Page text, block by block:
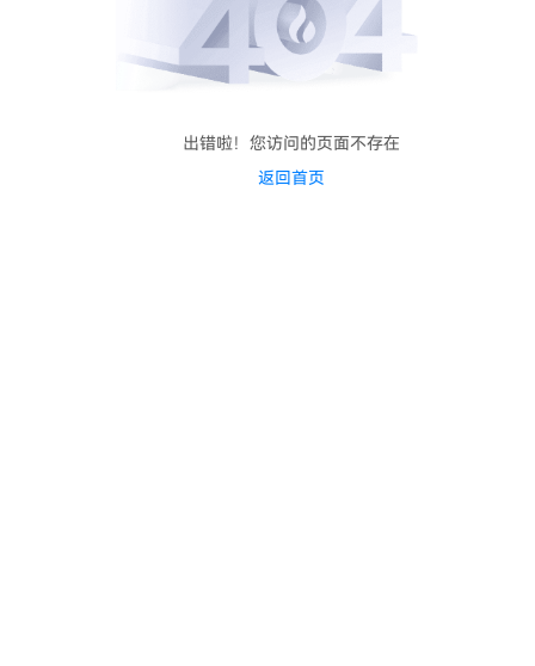
出错啦！您访问的页面不存在
返回首页